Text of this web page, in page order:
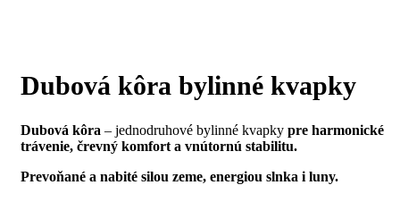
Dubová kôra bylinné kvapky
Dubová kôra – jednodruhové bylinné kvapky pre harmonické
trávenie, črevný komfort a vnútornú stabilitu.
Prevoňané a nabité silou zeme, energiou slnka i luny.